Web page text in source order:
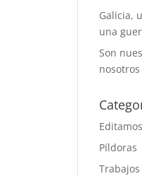
Galicia,
una
Son
nosotros
Píldoras
Trabajos